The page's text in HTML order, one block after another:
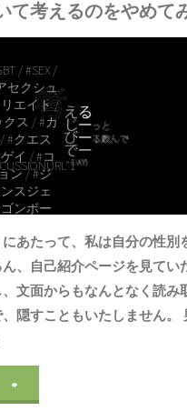
る
に
オ
ス
ス
メ
な
マ
イ
ン
信
持
っ
て
読
ん
で
い
て考えるのをやめて
/#SEX/
セクシュ
エイト/
ス /#カ
/#クエス
イ /#コ
ン/#ジ
スジェ
ンボー
セクシュ
ん /#レ
トイレ/
#同性愛者
の原理/
リティ
語
己紹介
1
あたって、私は自分の性別
ん、自己紹介ページを見てい
文面からもなんとなく読み
隠すこともいたしません。
"LGBT